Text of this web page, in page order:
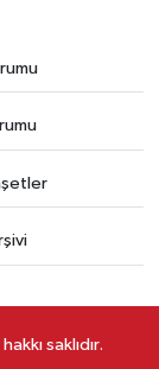
saklıdır.